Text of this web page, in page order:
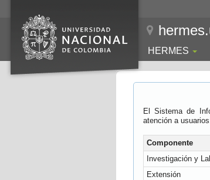
HERMES
El Sistema de
atención a
Componente
Investigación y
Extensión